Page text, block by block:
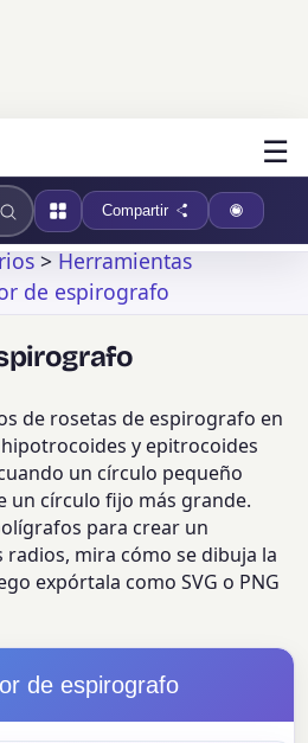
☰
Compartir
>Herramientas
de espirografo
de rosetas de espirografo en
y epitrocoides
un círculo pequeño
un círculo fijo más grande.
para crear un
mira cómo se dibuja la
expórtala como SVG o PNG
de espirografo